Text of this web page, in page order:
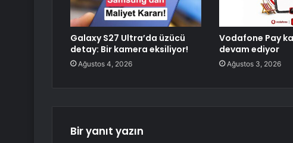
Galaxy S27 Ultra’da üzücü
detay: Bir kamera eksiliyor!
Ağustos 4, 2026
Vodafone Pay
devam ediyor
Ağustos 3, 2026
Bir yanıt yazın